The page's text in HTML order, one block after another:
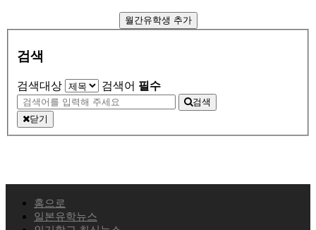
월간유학생 추가
검색
검색대상 검색어 필수
검색
닫기
홈으로
일본유학뉴스